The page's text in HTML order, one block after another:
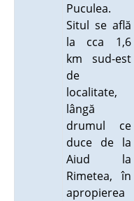
Puculea.
Situl se află
la cca 1,6
km sud-est
de
localitate,
lângă
drumul ce
duce de la
Aiud la
Rimetea, în
apropierea